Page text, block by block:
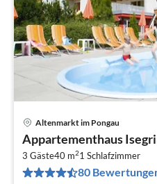
Altenmarkt im Pongau
Appartementhaus
3 Gäste40 m21 Schlafzimmer
80